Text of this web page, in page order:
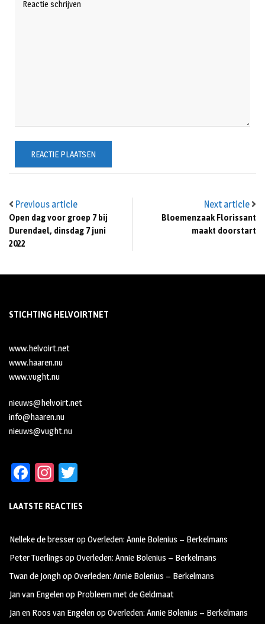
Previous article
Open dag voor groep 7 bij
Durendael, dinsdag 7 juni
2022
Next article
Bloemenzaak Florissant
maakt doorstart
STICHTING HELVOIRTNET
www.helvoirt.net
www.haaren.nu
www.vught.nu
nieuws@helvoirt.net
info@haaren.nu
nieuws@vught.nu
Fa
b
oo
k
In
ag
m
tt
LAATSTE REACTIES
Nelleke de bresseropOverleden: Annie Bolenius – Berkelmans
Peter Tuerlings opOverleden: Annie Bolenius – Berkelmans
Twan de JonghopOverleden: Annie Bolenius – Berkelmans
Jan van Engelenop Probleem met de Geldmaat
Jan en Roos van EngelenopOverleden: Annie Bolenius – Berkelmans